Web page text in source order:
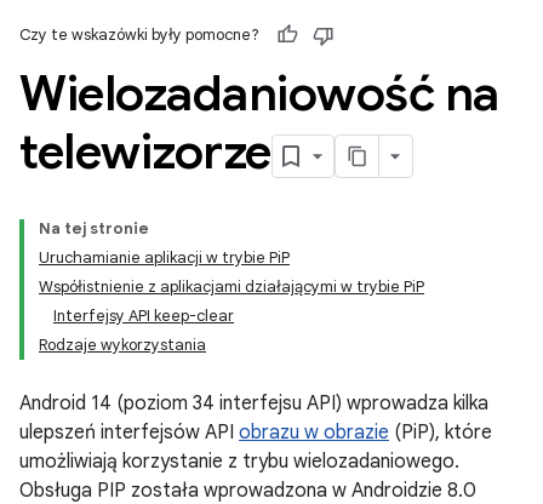
Czy te wskazówki były pomocne?
Wielozadaniowość na
telewizorze
Na tej stronie
Uruchamianie aplikacji w trybie PiP
Współistnienie z aplikacjami działającymi w trybie PiP
Interfejsy API keep-clear
Rodzaje wykorzystania
Android 14 (poziom 34 interfejsu API) wprowadza kilka
ulepszeń interfejsów API obrazu w obrazie (PiP), które
umożliwiają korzystanie z trybu wielozadaniowego.
Obsługa PIP została wprowadzona w Androidzie 8.0